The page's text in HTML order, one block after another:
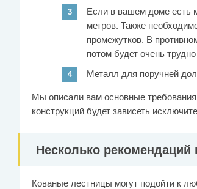
Если в вашем доме есть
метров. Также
промежутков. В
потом будет очень
Металл для поручней
Мы описали вам основные
конструкций будет зависеть
Несколько
Кованые лестницы могут подойти к